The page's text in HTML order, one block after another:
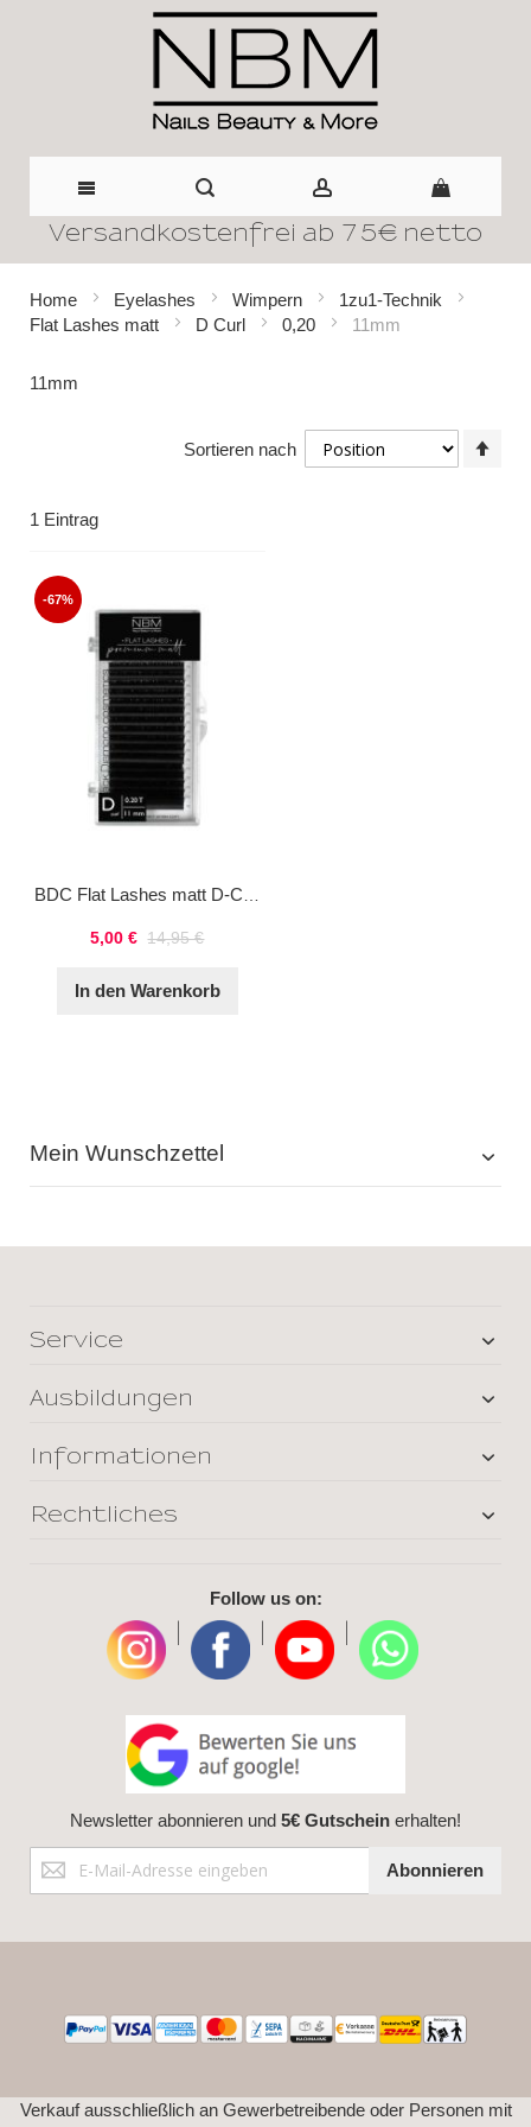
Direkt
Inhalt
Versandkostenfrei ab 75€ netto
Home Eyelashes Wimpern
1zu1-Technik
Flat Lashes matt
D Curl 0,20 11mm
11mm
1 Eintrag
Sortieren nach
-67%
5,00 € 14,95 €
In den Warenkorb
Mein Wunschzettel
Service
Ausbildungen
Informationen
Rechtliches
Follow us on:
Newsletter abonnieren und 5€ Gutschein erhalten!
Anmeldung
zum
Abonnieren
Verkauf ausschließlich an Gewerbetreibende oder Personen mit